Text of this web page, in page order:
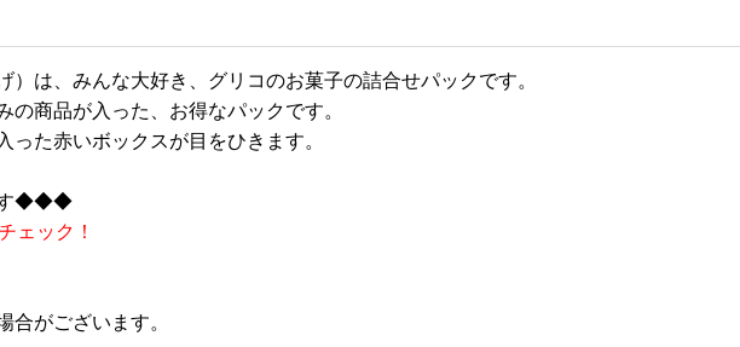
）は、みんな大好き、グリコのお菓子の詰合せパックです。
の商品が入った、お得なパックです。
った赤いボックスが目をひきます。
す◆◆◆
ェック！
合がございます。